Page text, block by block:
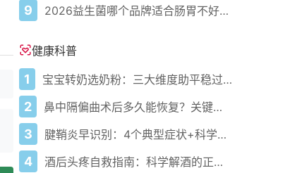
9 2026益生菌哪个品牌适合肠胃不好的人，常年饱受肠胃病痛看过来，梳理实用十大品牌
健康科普
1 宝宝转奶选奶粉：三大维度助平稳过渡
2 鼻中隔偏曲术后多久能恢复？关键看这几点
3 腱鞘炎早识别：4个典型症状+科学应对，避免关节卡壳
4 酒后头疼自救指南：科学解酒的正确打开方式